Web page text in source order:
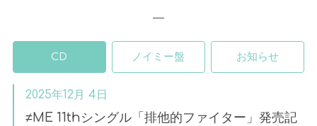
CD ノイミー盤 お知らせ
2025年12月 4日
≠ME 11thシングル「排他的ファイター」発売記